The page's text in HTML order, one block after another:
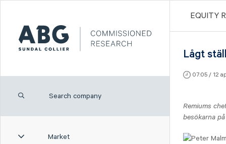
Market
EQUITY
Lågt
07:05 / 12
Remiums
besökarna